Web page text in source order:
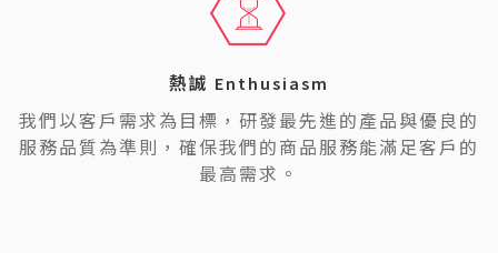
熱誠 Enthusiasm
我們以客戶需求為目標，研發最先進的產品與優良的
服務品質為準則，確保我們的商品服務能滿足客戶的
最高需求。